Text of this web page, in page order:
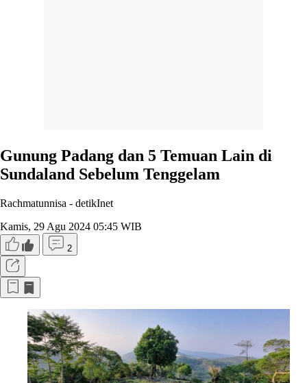
Gunung Padang dan 5 Temuan Lain di
Sundaland Sebelum Tenggelam
Rachmatunnisa - detikInet
Kamis, 29 Agu 2024 05:45 WIB
2